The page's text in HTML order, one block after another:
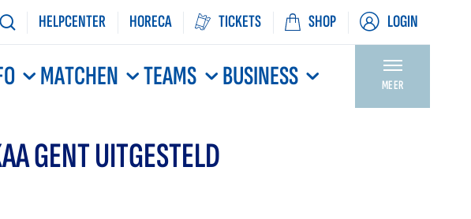
HELPCENTER HORECA TICKETS SHOP LOGIN
MATCHEN TEAMS BUSINESS MEER
GENT UITGESTELD